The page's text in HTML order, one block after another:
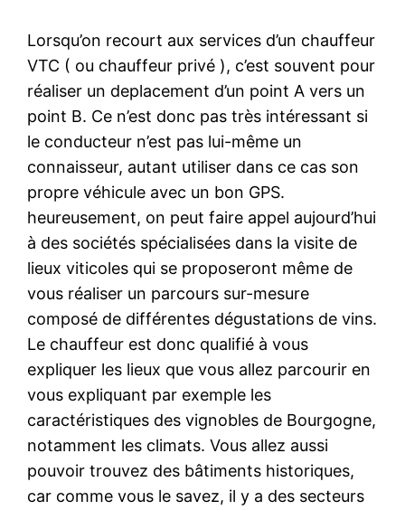
Lorsqu’on recourt aux services d’un chauffeur
VTC ( ou chauffeur privé ), c’est souvent pour
réaliser un deplacement d’un point A vers un
point B. Ce n’est donc pas très intéressant si
le conducteur n’est pas lui-même un
connaisseur, autant utiliser dans ce cas son
propre véhicule avec un bon GPS.
heureusement, on peut faire appel aujourd’hui
à des sociétés spécialisées dans la visite de
lieux viticoles qui se proposeront même de
vous réaliser un parcours sur-mesure
composé de différentes dégustations de vins.
Le chauffeur est donc qualifié à vous
expliquer les lieux que vous allez parcourir en
vous expliquant par exemple les
caractéristiques des vignobles de Bourgogne,
notamment les climats. Vous allez aussi
pouvoir trouvez des bâtiments historiques,
car comme vous le savez, il y a des secteurs